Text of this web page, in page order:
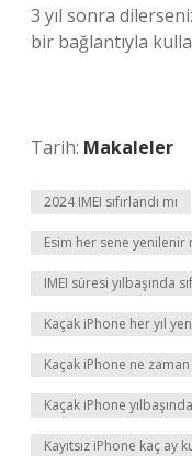
3 yıl sonra
bir bağlantıyla
Tarih: Makaleler
2024 IMEI sıfırlandı mı
Esim her sene yenilenir
IMEI süresi yılbaşında
Kaçak iPhone her yıl
Kaçak iPhone ne
Kaçak iPhone yılbaşında
Kayıtsız iPhone kaç ay